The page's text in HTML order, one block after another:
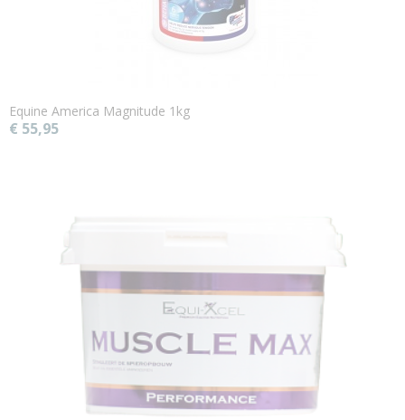
Equine America Magnitude 1kg
€ 55,95